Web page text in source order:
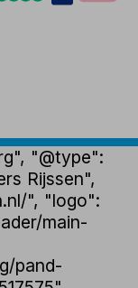
"@type":
Rijssen",
", "logo":
main-
pand-